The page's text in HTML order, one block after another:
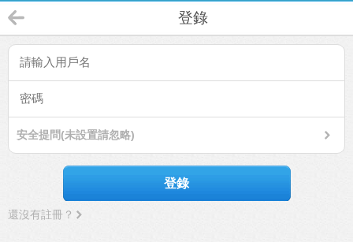
登錄
安全提問(未設置請忽略)
登錄
還沒有註冊？